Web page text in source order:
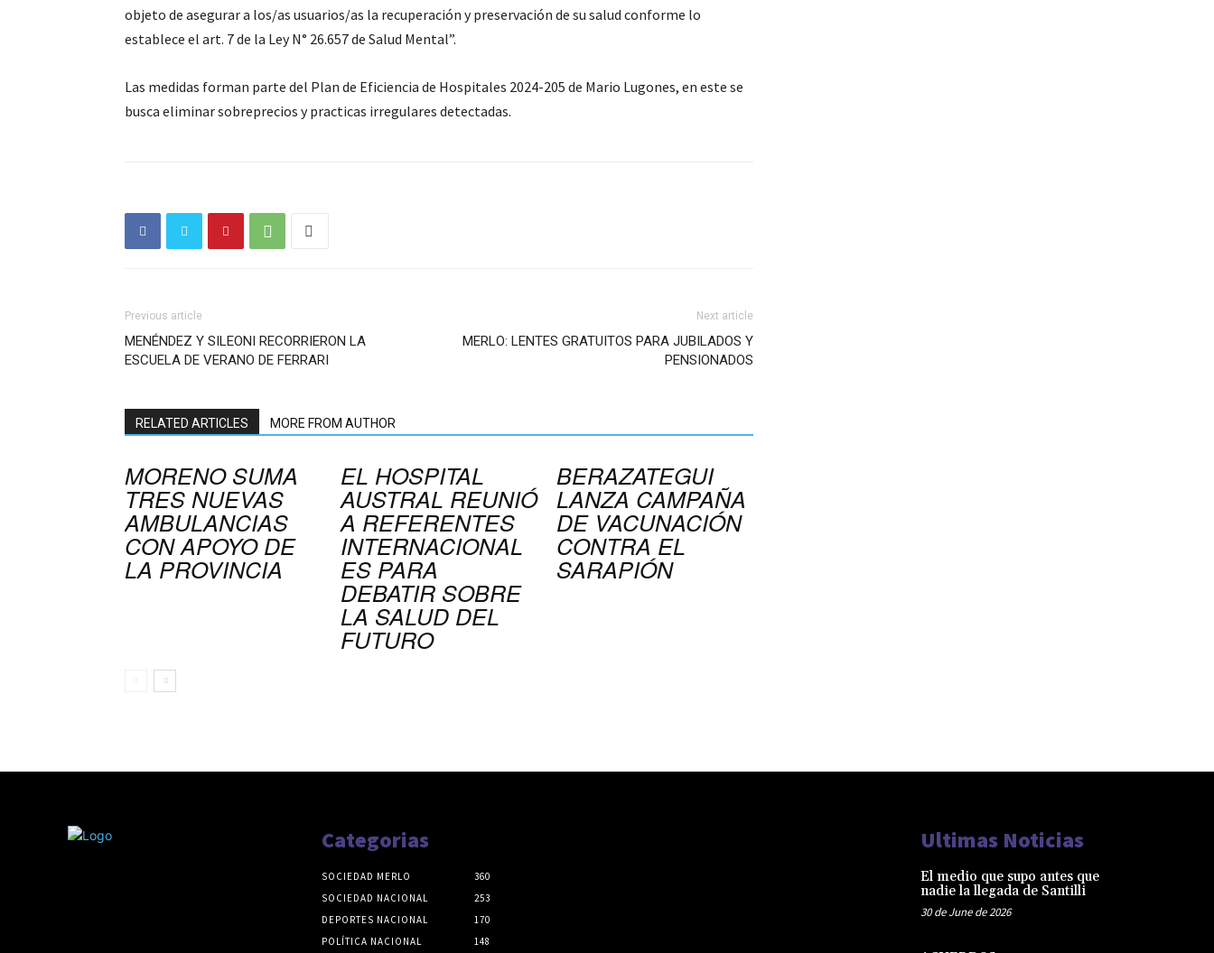
objeto de asegurar a los/as usuarios/as la recuperación y preservación de su salud conforme lo
establece el art. 7 de la Ley N° 26.657 de Salud Mental”.
Las medidas forman parte del Plan de Eficiencia de Hospitales 2024-205 de Mario Lugones, en este se
busca eliminar sobreprecios y practicas irregulares detectadas.
Previous article
MENÉNDEZ Y SILEONI RECORRIERON LA
ESCUELA DE VERANO DE FERRARI
Next article
MERLO: LENTES GRATUITOS PARA JUBILADOS Y
PENSIONADOS
RELATED ARTICLES MORE FROM AUTHOR
MORENO SUMA
TRES NUEVAS
AMBULANCIAS
CON APOYO DE
LA PROVINCIA
EL HOSPITAL
AUSTRAL REUNIÓ
A REFERENTES
INTERNACIONAL
ES PARA
DEBATIR SOBRE
LA SALUD DEL
FUTURO
BERAZATEGUI
LANZA CAMPAÑA
DE VACUNACIÓN
CONTRA EL
SARAPIÓN
Categorias
SOCIEDAD MERLO
360
SOCIEDAD NACIONAL
253
DEPORTES NACIONAL
170
POLÍTICA NACIONAL
148
Ultimas Noticias
El medio que supo antes que
nadie la llegada de Santilli
30 de June de 2026